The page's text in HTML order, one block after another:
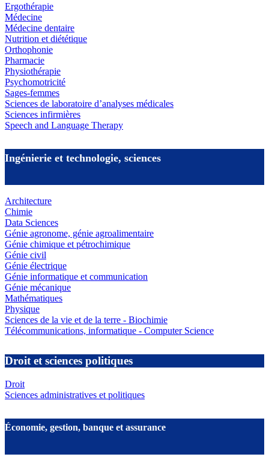
Ergothérapie
Médecine
Médecine dentaire
Nutrition et diététique
Orthophonie
Pharmacie
Physiothérapie
Psychomotricité
Sages-femmes
Sciences de laboratoire d’analyses médicales
Sciences infirmières
Speech and Language Therapy
Ingénierie et technologie, sciences
Architecture
Chimie
Data Sciences
Génie agronome, génie agroalimentaire
Génie chimique et pétrochimique
Génie civil
Génie électrique
Génie informatique et communication
Génie mécanique
Mathématiques
Physique
Sciences de la vie et de la terre - Biochimie
Télécommunications, informatique - Computer Science
Droit et sciences politiques
Droit
Sciences administratives et politiques
Économie, gestion, banque et assurance